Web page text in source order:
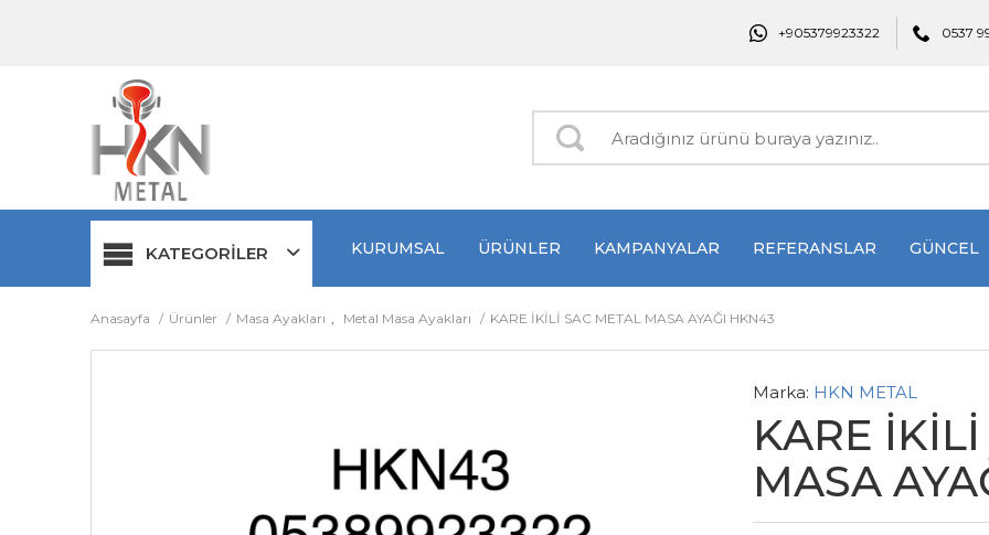
+905379923322 0537
KATEGORİLER KURUMSAL ÜRÜNLER KAMPANYALAR REFERANSLAR GÜNCEL
Anasayfa Ürünler Masa Ayakları , Metal Masa Ayakları KARE İKİLİ SAC METAL MASA AYAĞI HKN43
Marka: HKN METAL
KARE
MASA